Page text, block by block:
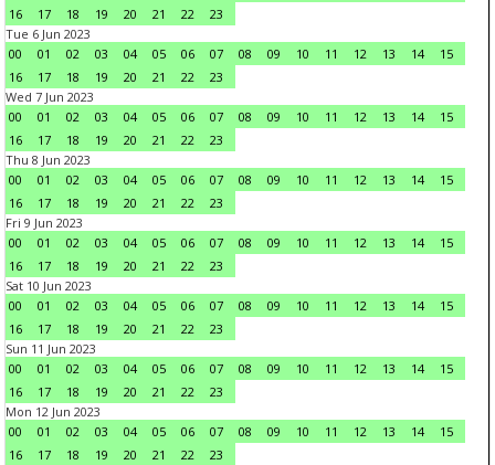
16
17 18 19 20 21 22
23
Tue 6 Jun 2023
00
01 02 03 04 05 06 07 08 09 10 11 12 13 14
15
16
17 18 19 20 21 22
23
Wed 7 Jun 2023
00
01 02 03 04 05 06 07 08 09 10 11 12 13 14
15
16
17 18 19 20 21 22
23
Thu 8 Jun 2023
00
01 02 03 04 05 06 07 08 09 10 11 12 13 14
15
16
17 18 19 20 21 22
23
Fri 9 Jun 2023
00
01 02 03 04 05 06 07 08 09 10 11 12 13 14
15
16
17 18 19 20 21 22
23
Sat 10 Jun 2023
00
01 02 03 04 05 06 07 08 09 10 11 12 13 14
15
16
17 18 19 20 21 22
23
Sun 11 Jun 2023
00
01 02 03 04 05 06 07 08 09 10 11 12 13 14
15
16
17 18 19 20 21 22
23
Mon 12 Jun 2023
00
01 02 03 04 05 06 07 08 09 10 11 12 13 14
15
16
17 18 19 20 21 22
23